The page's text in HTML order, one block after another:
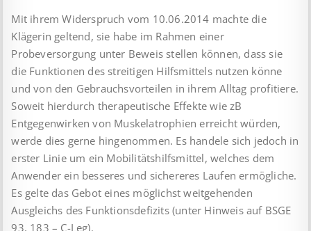
Mit ihrem Widerspruch vom 10.06.2014 machte die
Klägerin geltend, sie habe im Rahmen einer
Probeversorgung unter Beweis stellen können, dass sie
die Funktionen des streitigen Hilfsmittels nutzen könne
und von den Gebrauchsvorteilen in ihrem Alltag profitiere.
Soweit hierdurch therapeutische Effekte wie zB
Entgegenwirken von Muskelatrophien erreicht würden,
werde dies gerne hingenommen. Es handele sich jedoch in
erster Linie um ein Mobilitätshilfsmittel, welches dem
Anwender ein besseres und sichereres Laufen ermögliche.
Es gelte das Gebot eines möglichst weitgehenden
Ausgleichs des Funktionsdefizits (unter Hinweis auf BSGE
93, 183 – C-Leg).